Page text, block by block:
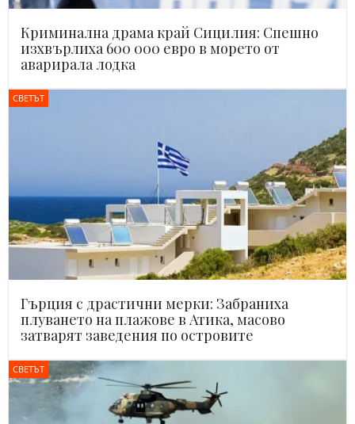
Криминална драма край Сицилия: Спешно
изхвърлиха 600 000 евро в морето от
аварирала лодка
СВЕТЪТ
Гърция с драстични мерки: Забраниха
плуването на плажове в Атика, масово
затварят заведения по островите
СВЕТЪТ